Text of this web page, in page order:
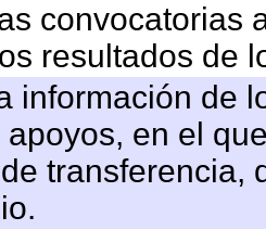
convocatorias
resultados de
información de
en el
transferencia,